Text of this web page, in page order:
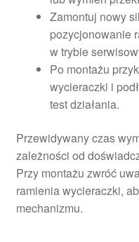
Zamontuj nowy
pozycjonowanie
w trybie
Po montażu
wycieraczki i
test działania.
Przewidywany czas
zależności od
Przy montażu zwróć
ramienia wycieraczki,
mechanizmu.